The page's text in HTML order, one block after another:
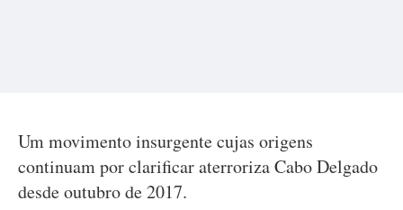
Um movimento insurgente cujas origens
continuam por clarificar aterroriza Cabo Delgado
desde outubro de 2017.